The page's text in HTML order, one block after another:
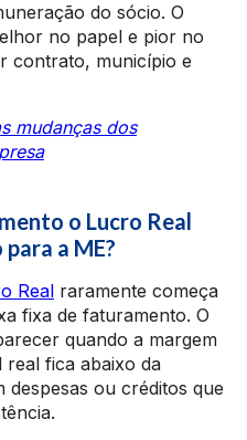
do sócio. O
no papel e pior no
contrato, município e
mudanças dos
o Lucro Real
a ME?
Real raramente começa
fixa de faturamento. O
quando a margem
fica abaixo da
despesas ou créditos que